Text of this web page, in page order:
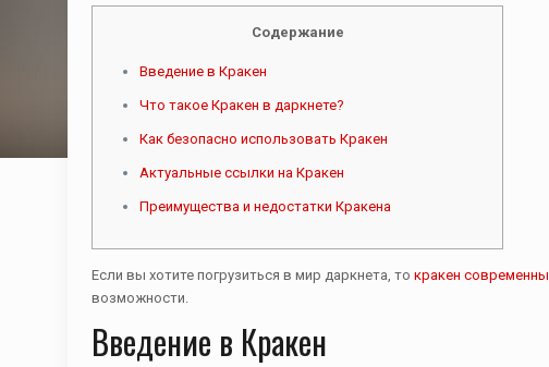
Содержание
Введение в Кракен
Что такое Кракен в даркнете?
Как безопасно использовать Кракен
Актуальные ссылки на Кракен
Преимущества и недостатки Кракена
Если вы хотите погрузиться в мир даркнета, то кракен
возможности.
Введение в Кракен